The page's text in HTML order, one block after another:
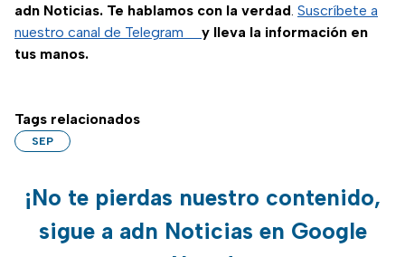
adn Noticias. Te hablamos con la verdad. Suscríbete a
nuestro canal de Telegram y lleva la información en
tus manos.
Tags relacionados
SEP
¡No te pierdas nuestro contenido,
sigue a adn Noticias en Google